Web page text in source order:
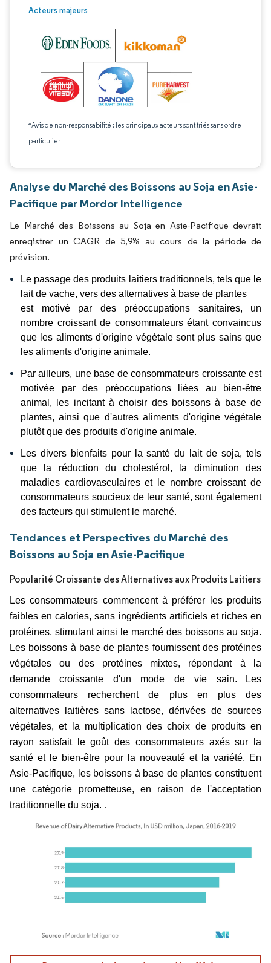
Acteurs majeurs
*Avis de non-responsabilité : les principaux acteurs sont triés sans ordre
particulier
Analyse du Marché des Boissons au Soja en Asie-
Pacifique par Mordor Intelligence
Le Marché des Boissons au Soja en Asie-Pacifique devrait
enregistrer un CAGR de 5,9% au cours de la période de
prévision.
Le passage des produits laitiers traditionnels, tels que le
lait de vache, vers des alternatives à base de plantes
est motivé par des préoccupations sanitaires, un
nombre croissant de consommateurs étant convaincus
que les aliments d'origine végétale sont plus sains que
les aliments d'origine animale.
Par ailleurs, une base de consommateurs croissante est
motivée par des préoccupations liées au bien-être
animal, les incitant à choisir des boissons à base de
plantes, ainsi que d'autres aliments d'origine végétale
plutôt que des produits d'origine animale.
Les divers bienfaits pour la santé du lait de soja, tels
que la réduction du cholestérol, la diminution des
maladies cardiovasculaires et le nombre croissant de
consommateurs soucieux de leur santé, sont également
des facteurs qui stimulent le marché.
Tendances et Perspectives du Marché des
Boissons au Soja en Asie-Pacifique
Popularité Croissante des Alternatives aux Produits Laitiers
Les consommateurs commencent à préférer les produits
faibles en calories, sans ingrédients artificiels et riches en
protéines, stimulant ainsi le marché des boissons au soja.
Les boissons à base de plantes fournissent des protéines
végétales ou des protéines mixtes, répondant à la
demande croissante d'un mode de vie sain.
Les
consommateurs recherchent de plus en plus des
alternatives laitières sans lactose, dérivées de sources
végétales, et la multiplication des choix de produits en
rayon satisfait le goût des consommateurs axés sur la
santé et le bien-être pour la nouveauté et la variété. En
Asie-Pacifique, les boissons à base de plantes constituent
une catégorie prometteuse, en raison de l'acceptation
traditionnelle du soja. .
Image © Mordor Intelligence. La réutilisation nécessite une attribution sous CC BY